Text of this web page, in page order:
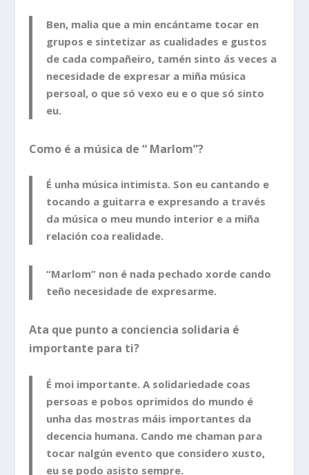
Ben, malia que a min encántame tocar en
grupos e sintetizar as cualidades e gustos
de cada compañeiro, tamén sinto ás veces a
necesidade de expresar a miña música
persoal, o que só vexo eu e o que só sinto
eu.
Como é a música de “ Marlom”?
É unha música intimista. Son eu cantando e
tocando a guitarra e expresando a través
da música o meu mundo interior e a miña
relación coa realidade.
“Marlom” non é nada pechado xorde cando
teño necesidade de expresarme.
Ata que punto a conciencia solidaria é
importante para ti?
É moi importante. A solidariedade coas
persoas e pobos oprimidos do mundo é
unha das mostras máis importantes da
decencia humana. Cando me chaman para
tocar nalgún evento que considero xusto,
eu se podo asisto sempre.